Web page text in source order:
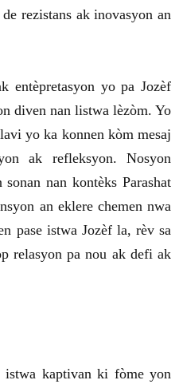
rezistans ak inovasyon an
entèpretasyon yo pa Jozèf
diven nan listwa lèzòm. Yo
yo ka konnen kòm mesaj
ak refleksyon. Nosyon
nan kontèks Parashat
an eklere chemen nwa
pase istwa Jozèf la, rèv sa
relasyon pa nou ak defi ak
kaptivan ki fòme yon